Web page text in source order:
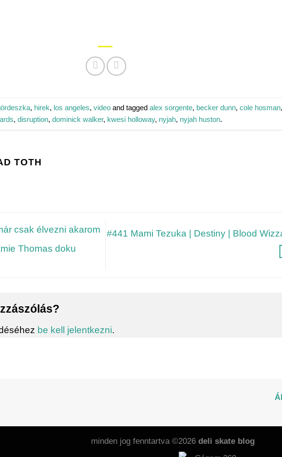
, hirek, los angeles, video and tagged alex sorgente, becker dunn, cole hosman,
, disruption, dominick walker, kwesi holloway, nyjah, nyjah huston.
TOTH
csak élvezni akarom
Thomas doku
#441 Mami Tezuka | Destiny | Blood
be kell jelentkezni.
minden jog fenntartva ©2026 deli skate blog